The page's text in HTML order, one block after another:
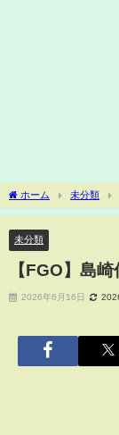
ホーム 未分類
未分類
【FGO】島
2026年6月16日